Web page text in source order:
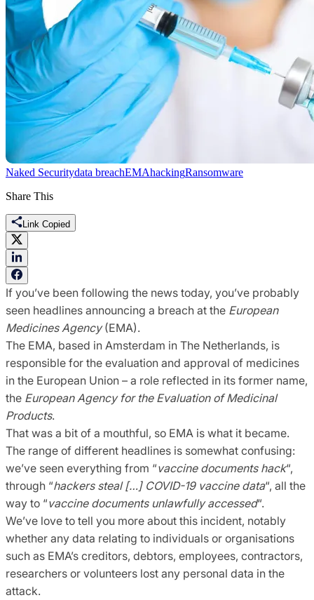
Naked Securitydata breachEMAhackingRansomware
Share This
Link Copied
If you’ve been following the news today, you’ve probably
seen headlines announcing a breach at the European
Medicines Agency(EMA).
The EMA, based in Amsterdam in The Netherlands, is
responsible for the evaluation and approval of medicines
in the European Union – a role reflected in its former name,
the European Agency for the Evaluation of Medicinal
Products.
That was a bit of a mouthful, so EMA is what it became.
The range of different headlines is somewhat confusing:
we’ve seen everything from “vaccine documents hack“,
through “hackers steal […] COVID-19 vaccine data“, all the
way to “vaccine documents unlawfully accessed“.
We’ve love to tell you more about this incident, notably
whether any data relating to individuals or organisations
such as EMA’s creditors, debtors, employees, contractors,
researchers or volunteers lost any personal data in the
attack.